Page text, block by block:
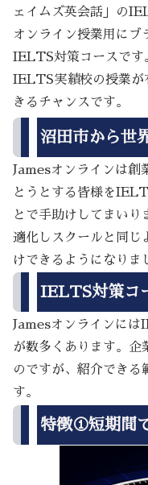
ェイムズ英会話」の
オンライン授業用にブ
IELTS対策コースで
IELTS実績校の授業
きるチャンスです。
沼田市から世
Jamesオンラインは創
とうとする皆様を
とで手助けしてまい
適化しスクールと同じ
けできるようになりま
IELTS対策コ
Jamesオンラインに
が数多くあります。企
のですが、紹介できる
す。
特徴①短期間